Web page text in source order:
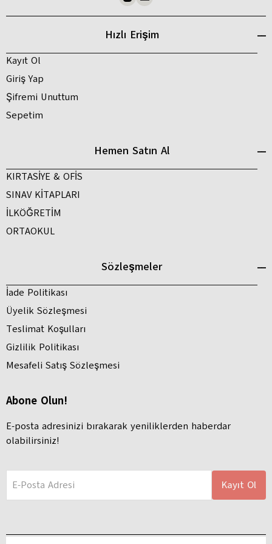
Hızlı Erişim
Kayıt Ol
Giriş Yap
Şifremi Unuttum
Sepetim
Hemen Satın Al
KIRTASİYE & OFİS
SINAV KİTAPLARI
İLKÖĞRETİM
ORTAOKUL
Sözleşmeler
İade Politikası
Üyelik Sözleşmesi
Teslimat Koşulları
Gizlilik Politikası
Mesafeli Satış Sözleşmesi
Abone Olun!
E-posta adresinizi bırakarak yeniliklerden haberdar
olabilirsiniz!
E-Posta Adresi Kayıt Ol